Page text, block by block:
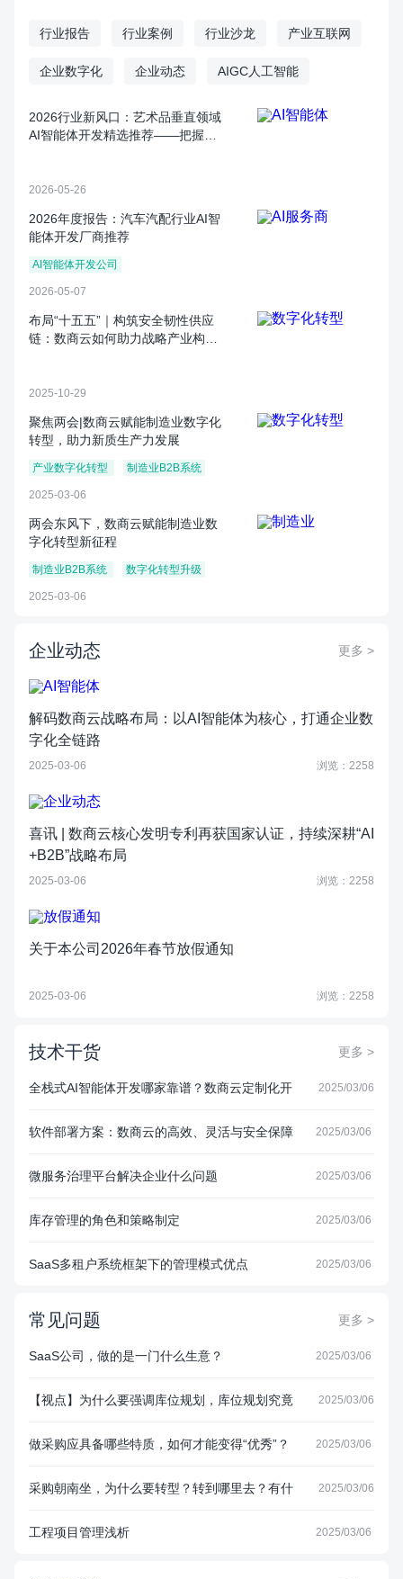
行业报告 行业案例 行业沙龙 产业互联网
企业数字化 企业动态 AIGC人工智能
2026行业新风口：艺术品垂直领域
AI智能体开发精选推荐——把握万
2026-05-26
2026年度报告：汽车汽配行业AI智
能体开发厂商推荐
AI智能体开发公司
2026-05-07
布局“十五五”｜构筑安全韧性供应
链：数商云如何助力战略产业构建
2025-10-29
聚焦两会|数商云赋能制造业数字化
转型，助力新质生产力发展
产业数字化转型 制造业B2B系统
2025-03-06
两会东风下，数商云赋能制造业数
字化转型新征程
制造业B2B系统 数字化转型升级
2025-03-06
企业动态 更多 >
解码数商云战略布局：以AI智能体为核心，打通企业数
字化全链路
2025-03-06 浏览：2258
喜讯 | 数商云核心发明专利再获国家认证，持续深耕“AI
+B2B”战略布局
2025-03-06 浏览：2258
关于本公司2026年春节放假通知
2025-03-06 浏览：2258
技术干货 更多 >
全栈式AI智能体开发哪家靠谱？数商云定制化开
2025/03/06
软件部署方案：数商云的高效、灵活与安全保障 2025/03/06
微服务治理平台解决企业什么问题 2025/03/06
库存管理的角色和策略制定 2025/03/06
SaaS多租户系统框架下的管理模式优点 2025/03/06
常见问题 更多 >
SaaS公司，做的是一门什么生意？ 2025/03/06
【视点】为什么要强调库位规划，库位规划究竟
2025/03/06
做采购应具备哪些特质，如何才能变得“优秀”？ 2025/03/06
​采购朝南坐，为什么要转型？转到哪里去？有什
2025/03/06
工程项目管理浅析 2025/03/06